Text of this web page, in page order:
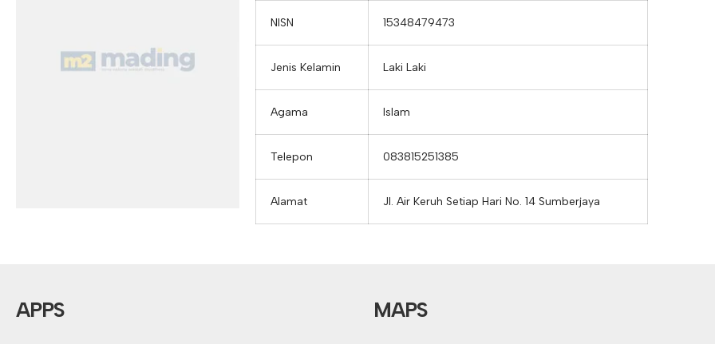
NISN 15348479473
Jenis Kelamin Laki Laki
Agama Islam
Telepon 083815251385
Alamat Jl. Air Keruh Setiap Hari No. 14 Sumberjaya
APPS MAPS